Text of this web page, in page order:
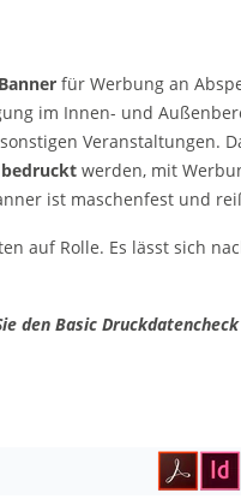
für Werbung an
im Innen- und
Veranstaltungen.
werden, mit
ist maschenfest und
auf Rolle. Es lässt sich
den Basic